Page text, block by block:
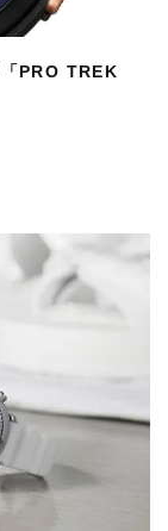
PRO TREK